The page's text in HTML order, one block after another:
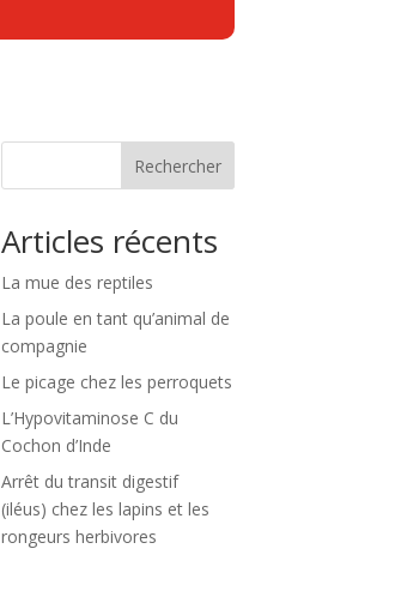
Rechercher
Articles récents
La mue des reptiles
La poule en tant qu’animal de
compagnie
Le picage chez les perroquets
L’Hypovitaminose C du
Cochon d’Inde
Arrêt du transit digestif
(iléus) chez les lapins et les
rongeurs herbivores